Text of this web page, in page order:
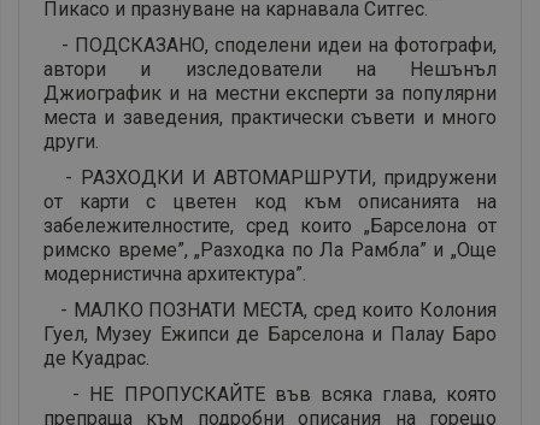
Пикасо и празнуване на карнавала Ситгес.
- ПОДСКАЗАНО, споделени идеи на фотографи,
автори и изследователи на Нешънъл
Джиографик и на местни експерти за популярни
места и заведения, практически съвети и много
други.
- РАЗХОДКИ И АВТОМАРШРУТИ, придружени
от карти с цветен код към описанията на
забележителностите, сред които „Барселона от
римско време”, „Разходка по Ла Рамбла” и „Още
модернистична архитектура”.
- МАЛКО ПОЗНАТИ МЕСТА, сред които Колония
Гуел, Музеу Ежипси де Барселона и Палау Баро
де Куадрас.
- НЕ ПРОПУСКАЙТЕ във всяка глава, която
препраща към подробни описания на горещо